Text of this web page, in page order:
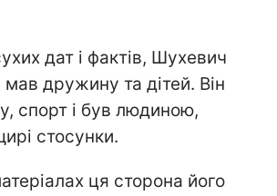
дат і фактів, Шухевич
дружину та дітей. Він
спорт і був людиною,
стосунки.
ця сторона його